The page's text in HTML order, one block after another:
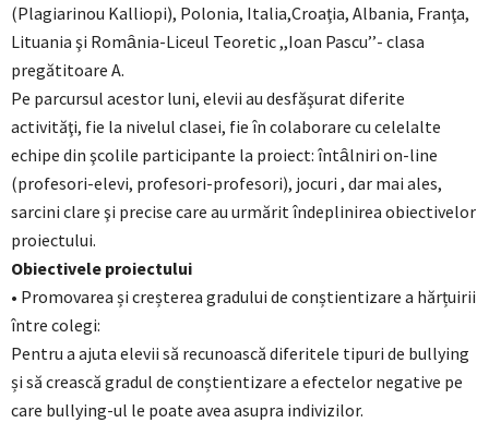
(Plagiarinou Kalliopi), Polonia, Italia,Croaţia, Albania, Franţa,
Lituania şi Romȃnia-Liceul Teoretic ,,Ioan Pascu’’- clasa
pregătitoare A.
Pe parcursul acestor luni, elevii au desfăşurat diferite
activităţi, fie la nivelul clasei, fie în colaborare cu celelalte
echipe din şcolile participante la proiect: întȃlniri on-line
(profesori-elevi, profesori-profesori), jocuri , dar mai ales,
sarcini clare şi precise care au urmărit îndeplinirea obiectivelor
proiectului.
Obiectivele proiectului
• Promovarea și creșterea gradului de conștientizare a hărțuirii
între colegi:
Pentru a ajuta elevii să recunoască diferitele tipuri de bullying
și să crească gradul de conștientizare a efectelor negative pe
care bullying-ul le poate avea asupra indivizilor.